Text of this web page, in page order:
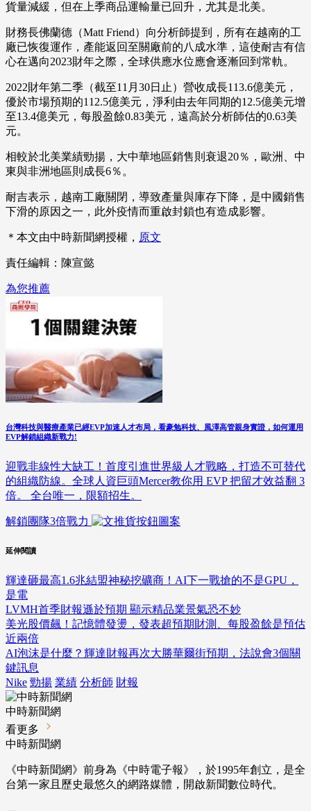
貨量減緩，但在上季商品運輸量已回升，尤其是北美。
財務長佛蘭德（Matt Friend）向分析師提到，所有在越南的工
廠已恢復運作，產能返回至關廠前的八成水準，這使耐吉有信
心在邁向2023財年之際，全球供應水位應會逐漸回到常軌。
2022財年第二季（截至11月30日止）營收成長113.6億美元，
優於市場預期的112.5億美元，淨利由去年同期的12.5億美元增
至13.4億美元，每股盈餘0.83美元，遠高於分析師估的0.63美
元。
相較於北美業績勁揚，大中華地區銷售則衰退20％，歐洲、中
東與非洲地區則成長6％。
耐吉表示，越南工廠關閉，導致產量與庫存下降，是中國銷售
下滑的原因之一，此外疫情而重啟封鎖也有造成影響。
＊本文由中時新聞網授權， 原文
責任編輯：陳宣懿
為您推薦
台灣科技與醫療產業已經EVP加速人才布局，看豪勉科技、風澤高管親身實證，如何運用
EVP解鎖組織新戰力!
迎戰非線性大缺工！首度引進世界級人才戰略，打造不可替代
的組織防線。全球人資巨頭Mercer教你用 EVP 把留才效益翻 3
倍。 全台唯一，限額招生。
解鎖團隊3倍戰力
延伸閱讀
輝達砸最高1.6兆結盟神秘挖礦商！AI下一戰搶的不是GPU，
是電
LVMH首季財報遜於預期 顯示精品業景氣恐不妙
美光股價飆！記憶體發燙，發表超預期財測、每股盈餘是預估
近兩倍
AI泡沫是什麼？輝達財報再次大勝華爾街預期，法說會3個關
鍵訊息
Nike 勁揚 業績 分析師 財報
中時新聞網
看更多
中時新聞網
《中時新聞網》前身為《中時電子報》，於1995年創立，是全
台第一家且歷史最悠久的網路媒體，開啟新聞數位時代。